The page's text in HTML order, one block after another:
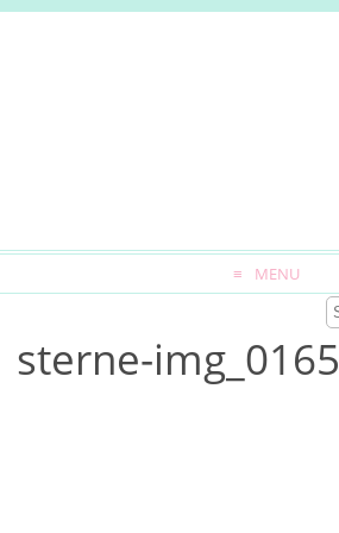
MENU
sterne-img_0165